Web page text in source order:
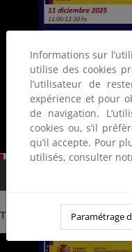
TERCERA PARTE.
Informations sur
utilise des cookies
l’utilisateur de
expérience et pour
de navigation.
cookies ou, s’il
qu’il accepte. Pour
utilisés, consulter
Paramétrage